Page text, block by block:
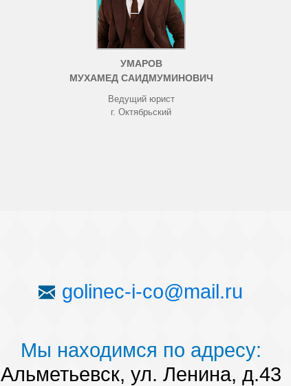
УМАРОВ
МУХАМЕД САИДМУМИНОВИЧ
Ведущий юрист
г. Октябрьский
golinec-i-co@mail.ru
Мы находимся по адресу:
Альметьевск, ул. Ленина, д.43